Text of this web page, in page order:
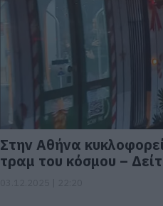
Στην Αθήνα
τραμ του κόσμου –